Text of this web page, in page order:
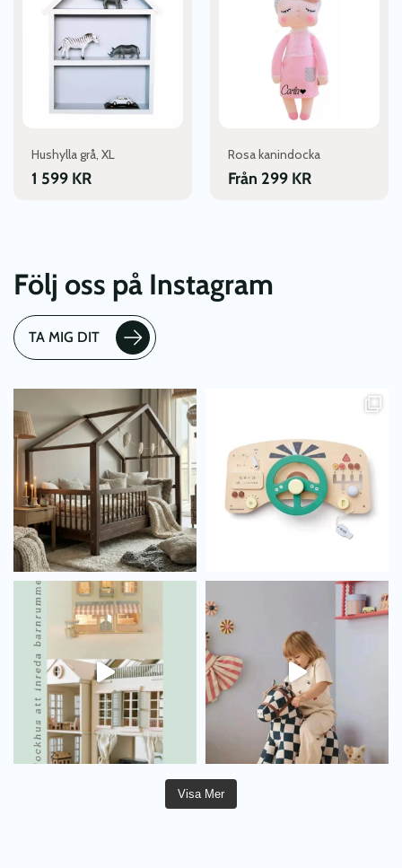
Hushylla grå, XL
1 599 KR
Rosa kanindocka
Från 299 KR
alternativen
produktsidan
Följ oss på Instagram
TA MIG DIT
Visa Mer